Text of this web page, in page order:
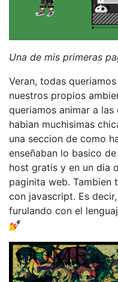
Una de mis primeras
Veran, todas
nuestros propios
queriamos animar a
habian muchisimas
una seccion de como
enseñaban lo basico
host gratis y en un dia
paginita web. Tambien
con javascript. Es
furulando con el
💅